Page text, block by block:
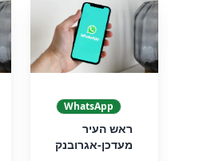
WhatsApp
ראש העיר
מעדכן-אגרובנק